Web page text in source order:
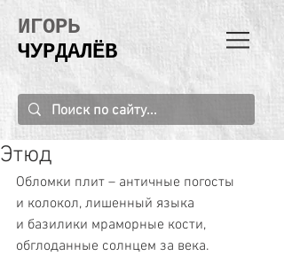
ИГОРЬ
ЧУРДАЛЁВ
Этюд
Обломки плит – античные погосты
и колокол, лишенный языка
и базилики мраморные кости,
обглоданные солнцем за века.